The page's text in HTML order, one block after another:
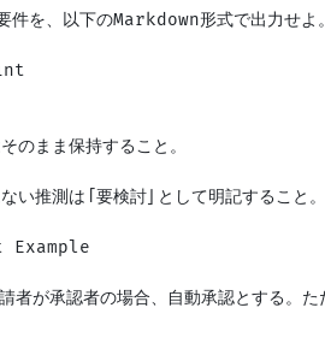
を、以下のMarkdown形式で出力せよ。
のまま保持すること。
推測は「要検討」として明記すること。
Example
が承認者の場合、自動承認とする。た